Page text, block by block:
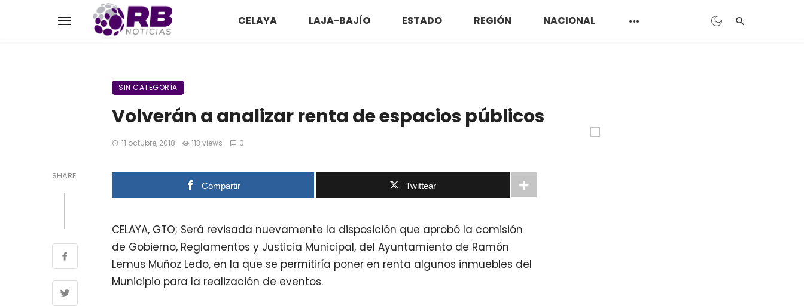
CELAYA LAJA-BAJÍO ESTADO REGIÓN NACIONAL
SIN CATEGORÍA
Volverán a analizar renta de espacios públicos
11 octubre, 2018 113 views 0
SHARE
Compartir Twittear
CELAYA, GTO; Será revisada nuevamente la disposición que aprobó la comisión
de Gobierno, Reglamentos y Justicia Municipal, del Ayuntamiento de Ramón
Lemus Muñoz Ledo, en la que se permitiría poner en renta algunos inmuebles del
Municipio para la realización de eventos.